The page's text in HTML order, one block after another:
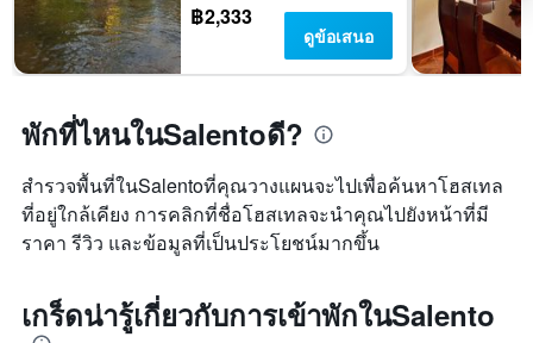
฿2,333
ดูข้อเสนอ
พักที่ไหนในSalentoดี?
สำรวจพื้นที่ในSalentoที่คุณวางแผนจะไปเพื่อค้นหาโฮสเทล
ที่อยู่ใกล้เคียง การคลิกที่ชื่อโฮสเทลจะนำคุณไปยังหน้าที่มี
ราคา รีวิว และข้อมูลที่เป็นประโยชน์มากขึ้น
เกร็ดน่ารู้เกี่ยวกับการเข้าพักในSalento